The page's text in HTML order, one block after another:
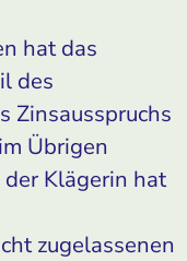
hat das
des
Zinsausspruchs
Übrigen
Klägerin hat
zugelassenen